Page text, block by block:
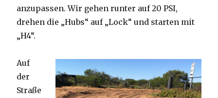
anzupassen. Wir gehen runter auf 20 PSI,
drehen die „Hubs“ auf „Lock“ und starten mit
„H4“.
Auf
der
Straße